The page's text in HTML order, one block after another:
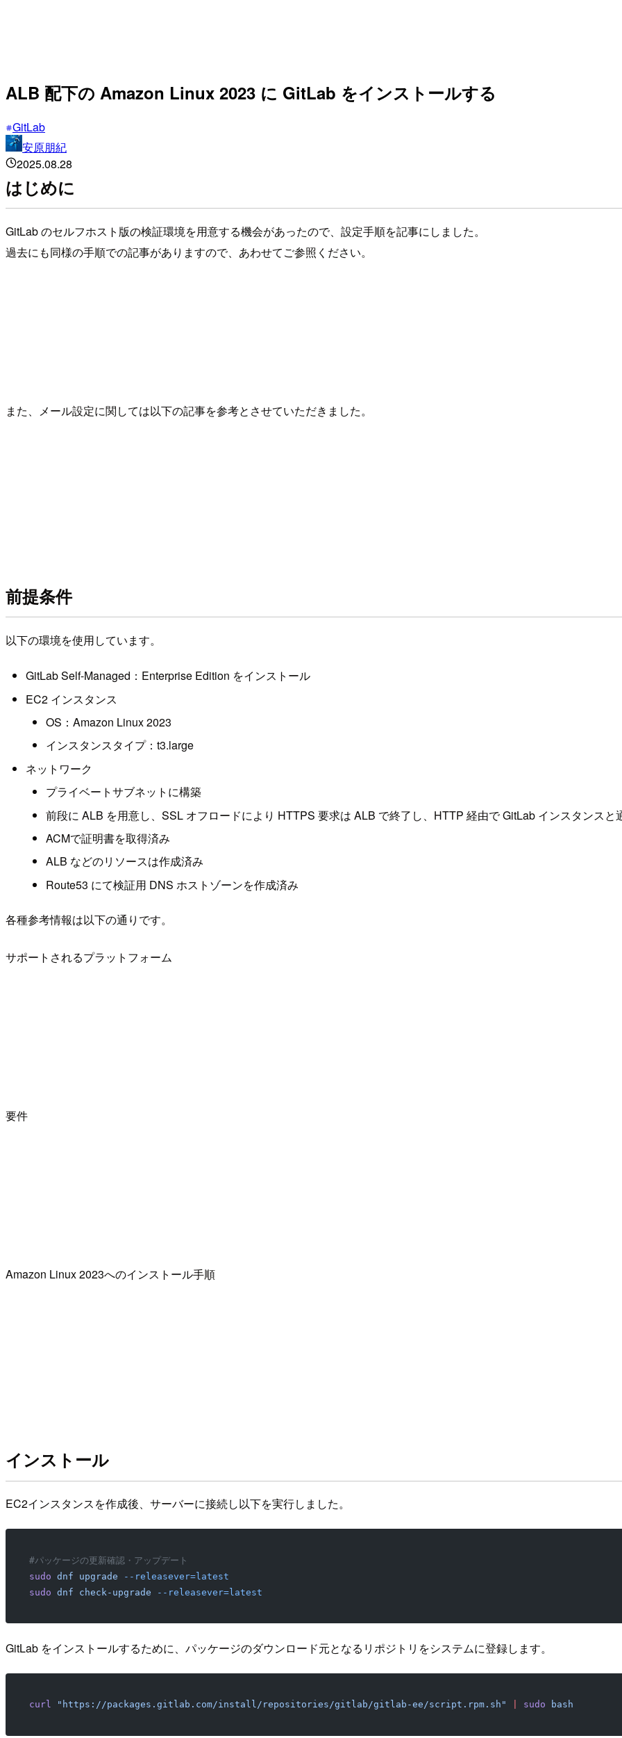
ALB 配下の Amazon Linux 2023 に GitLab をインストールする
GitLab
安原朋紀
2025.08.28
はじめに
GitLab のセルフホスト版の検証環境を用意する機会があったので、設定手順を記事にしました。
過去にも同様の手順での記事がありますので、あわせてご参照ください。
また、メール設定に関しては以下の記事を参考とさせていただきました。
前提条件
以下の環境を使用しています。
GitLab Self-Managed：Enterprise Edition をインストール
EC2 インスタンス
OS：Amazon Linux 2023
インスタンスタイプ：t3.large
ネットワーク
プライベートサブネットに構築
前段に ALB を用意し、SSL オフロードにより HTTPS 要求は ALB で終了し、HTTP 経由で GitLab インスタンスと
ACMで証明書を取得済み
ALB などのリソースは作成済み
Route53 にて検証用 DNS ホストゾーンを作成済み
各種参考情報は以下の通りです。
サポートされるプラットフォーム
要件
Amazon Linux 2023へのインストール手順
インストール
EC2インスタンスを作成後、サーバーに接続し以下を実行しました。
#パッケージの更新確認・アップデート
sudo dnf upgrade --releasever=latest
sudo dnf check-upgrade --releasever=latest
GitLab をインストールするために、パッケージのダウンロード元となるリポジトリをシステムに登録します。
curl "https://packages.gitlab.com/install/repositories/gitlab/gitlab-ee/script.rpm.sh" sudo bash